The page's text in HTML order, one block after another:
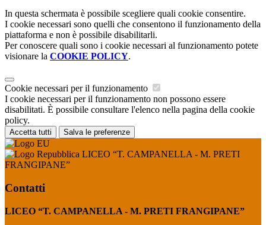
In questa schermata è possibile scegliere quali cookie consentire.
I cookie necessari sono quelli che consentono il funzionamento della
piattaforma e non è possibile disabilitarli.
Per conoscere quali sono i cookie necessari al funzionamento potete
visionare la COOKIE POLICY.
Cookie necessari per il funzionamento
I cookie necessari per il funzionamento non possono essere
disabilitati. È possibile consultare l'elenco nella pagina della cookie
policy.
Accetta tutti Salva le preferenze
LICEO “T. CAMPANELLA - M. PRETI
FRANGIPANE”
Contatti
LICEO “T. CAMPANELLA - M. PRETI FRANGIPANE”